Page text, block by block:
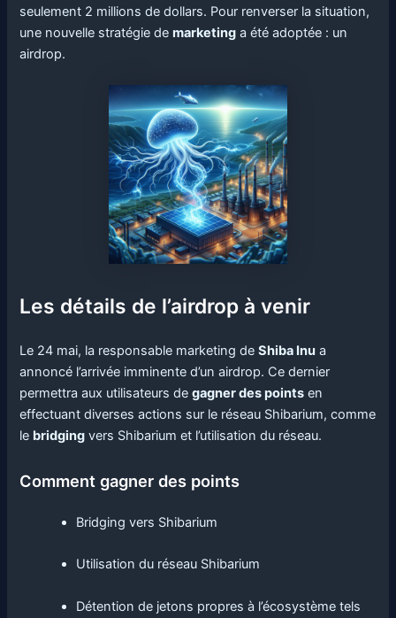
seulement 2 millions de dollars. Pour renverser la situation,
une nouvelle stratégie demarketing a été adoptée : un
airdrop.
Les détails de l’airdrop à venir
Le 24 mai, la responsable marketing deShiba Inu a
annoncé l’arrivée imminente d’un airdrop. Ce dernier
permettra aux utilisateurs degagner des points en
effectuant diverses actions sur le réseau Shibarium, comme
le bridging vers Shibarium et l’utilisation du réseau.
Comment gagner des points
Bridging vers Shibarium
Utilisation du réseau Shibarium
Détention de jetons propres à l’écosystème tels